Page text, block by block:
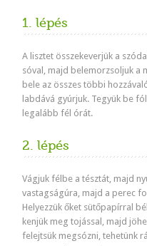
1. lépés
A lisztet összekeverjük a
sóval, majd belemorzsoljuk a
bele az összes többi
labdává gyúrjuk. Tegyük be
legalább fél órát.
2. lépés
Vágjuk félbe a tésztát, majd
vastagságúra, majd a perec
Helyezzük őket sütőpapírral
kenjük meg tojással, majd
felejtsük megsózni, tehetünk